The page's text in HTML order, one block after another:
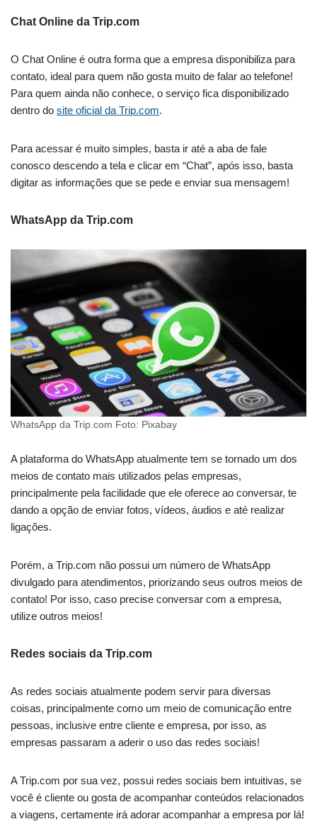
Chat Online da Trip.com
O Chat Online é outra forma que a empresa disponibiliza para
contato, ideal para quem não gosta muito de falar ao telefone!
Para quem ainda não conhece, o serviço fica disponibilizado
dentro do site oficial da Trip.com.
Para acessar é muito simples, basta ir até a aba de fale
conosco descendo a tela e clicar em “Chat”, após isso, basta
digitar as informações que se pede e enviar sua mensagem!
WhatsApp da Trip.com
WhatsApp da Trip.com Foto: Pixabay
A plataforma do WhatsApp atualmente tem se tornado um dos
meios de contato mais utilizados pelas empresas,
principalmente pela facilidade que ele oferece ao conversar, te
dando a opção de enviar fotos, vídeos, áudios e até realizar
ligações.
Porém, a Trip.com não possui um número de WhatsApp
divulgado para atendimentos, priorizando seus outros meios de
contato! Por isso, caso precise conversar com a empresa,
utilize outros meios!
Redes sociais da Trip.com
As redes sociais atualmente podem servir para diversas
coisas, principalmente como um meio de comunicação entre
pessoas, inclusive entre cliente e empresa, por isso, as
empresas passaram a aderir o uso das redes sociais!
A Trip.com por sua vez, possui redes sociais bem intuitivas, se
você é cliente ou gosta de acompanhar conteúdos relacionados
a viagens, certamente irá adorar acompanhar a empresa por lá!